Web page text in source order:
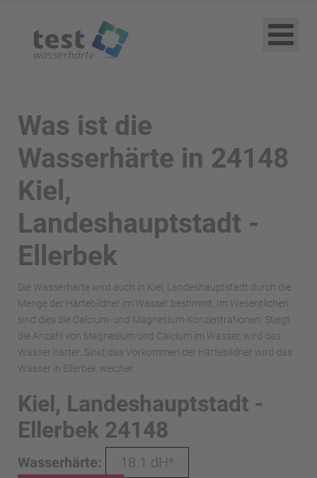
Was ist die
Wasserhärte in 24148
Kiel,
Landeshauptstadt -
Ellerbek
Die Wasserhärte wird auch in Kiel, Landeshauptstadt durch die
Menge der Härtebildner im Wasser bestimmt. Im Wesentlichen
sind dies die Calcium- und Magnesium-Konzentrationen. Steigt
die Anzahl von Magnesium und Calcium im Wasser, wird das
Wasser härter. Sinkt das Vorkommen der Härtebildner wird das
Wasser in Ellerbek weicher.
Kiel, Landeshauptstadt -
Ellerbek 24148
Wasserhärte: 18.1 dH*